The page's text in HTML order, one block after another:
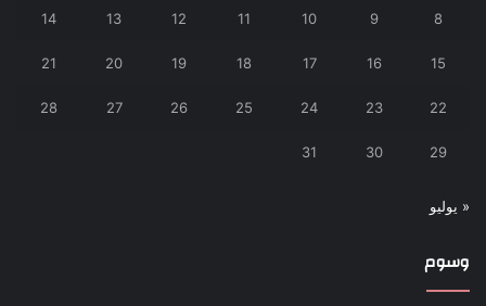
8
9
10
11
12
13
14
15
16
17
18
19
20
21
22
23
24
25
26
27
28
29
30
31
« يوليو
وسوم